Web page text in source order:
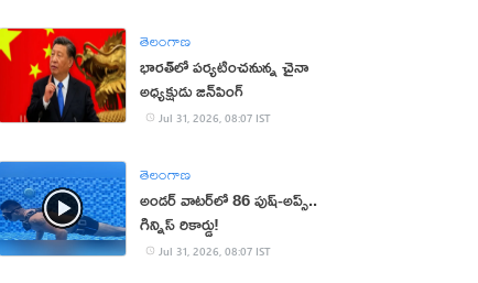
తెలంగాణ
భారత్‌లో పర్యటించనున్న చైనా
అధ్యక్షుడు జిన్‌పింగ్
Jul 31, 2026, 08:07 IST
తెలంగాణ
అండర్ వాటర్‌లో 86 పుష్-అప్స్..
గిన్నిస్ రికార్డు!
Jul 31, 2026, 08:07 IST